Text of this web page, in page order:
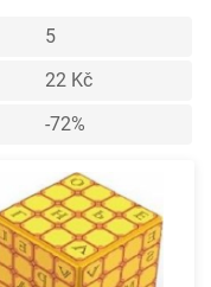
5
22 Kč
-72%